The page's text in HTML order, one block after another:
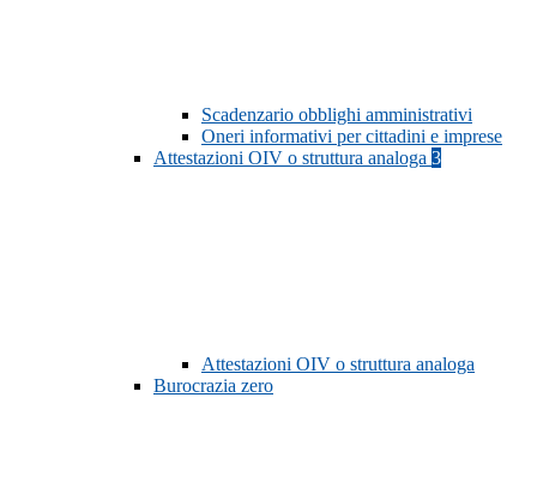
Scadenzario obblighi amministrativi
Oneri informativi per cittadini e imprese
Attestazioni OIV o struttura analoga 3
Attestazioni OIV o struttura analoga
Burocrazia zero